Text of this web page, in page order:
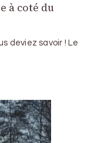
à coté du
deviez savoir ! Le